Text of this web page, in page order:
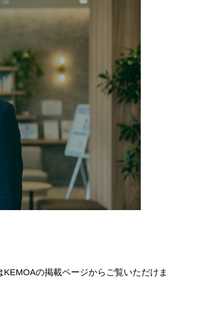
の掲載ページからご覧いただけま